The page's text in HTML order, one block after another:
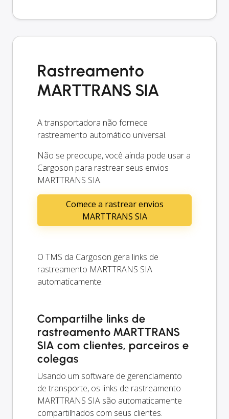
Rastreamento
MARTTRANS SIA
A transportadora não fornece
rastreamento automático universal.
Não se preocupe, você ainda pode usar a
Cargoson para rastrear seus envios
MARTTRANS SIA.
Comece a rastrear envios
MARTTRANS SIA
O TMS da Cargoson gera links de
rastreamento MARTTRANS SIA
automaticamente.
Compartilhe links de
rastreamento MARTTRANS
SIA com clientes, parceiros e
colegas
Usando um software de gerenciamento
de transporte, os links de rastreamento
MARTTRANS SIA são automaticamente
compartilhados com seus clientes.